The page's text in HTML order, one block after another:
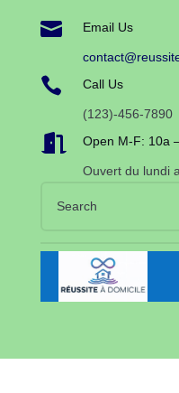
 Email Us
 Call Us
(123)-456-7890
 Open M-F: 10a
Ouvert du lundi